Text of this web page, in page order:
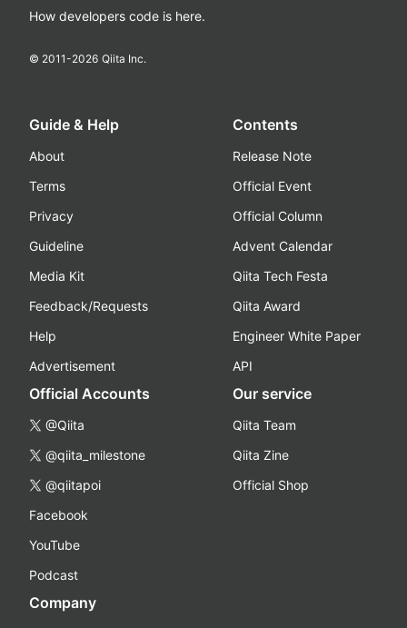
How developers code is here.
© 2011-2026 Qiita Inc.
Guide & Help
About
Terms
Privacy
Guideline
Media Kit
Feedback/Requests
Help
Advertisement
Contents
Release Note
Official Event
Official Column
Advent Calendar
Qiita Tech Festa
Qiita Award
Engineer White Paper
API
Official Accounts
@Qiita
@qiita_milestone
@qiitapoi
Facebook
YouTube
Podcast
Our service
Qiita Team
Qiita Zine
Official Shop
Company